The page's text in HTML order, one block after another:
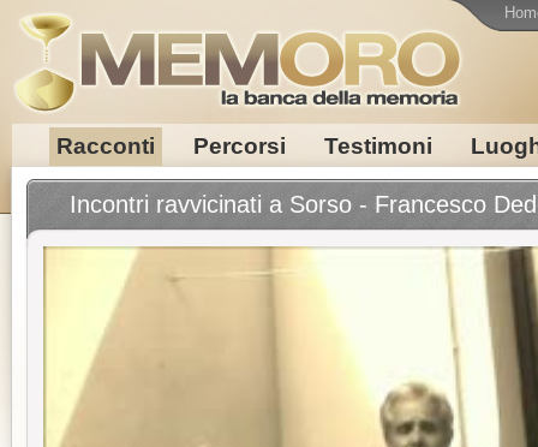
Racconti Percorsi Testimoni
Incontri ravvicinati a Sorso - Francesco